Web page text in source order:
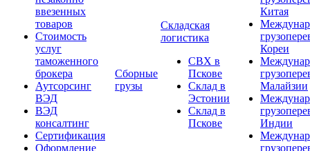
ввезенных
товаров
Стоимость
услуг
таможенного
брокера
Аутсорсинг
ВЭД
ВЭД
консалтинг
Сертификация
Оформление
Сборные
грузы
Складская
логистика
СВХ в
Пскове
Склад в
Эстонии
Склад в
Пскове
Китая
Кореи
Малайзии
Индии